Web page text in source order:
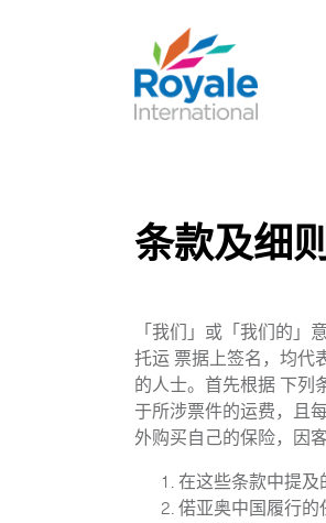
条款及细
「我们」或「我们的
托运 票据上签名，均代
的人士。首先根据 下列
于所涉票件的运费，且
外购买自己的保险，因
在这些条款中提及
偌亚奥中国履行